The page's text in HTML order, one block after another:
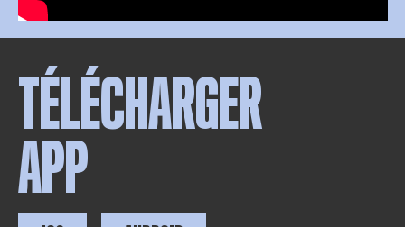
TÉLÉCHARGER
APP